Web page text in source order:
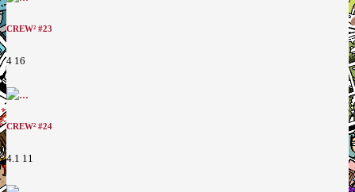
CREW² #23
4 16
CREW² #24
4.1 11